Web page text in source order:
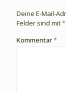
Deine E-Mail-
Felder sind mit*
Kommentar*